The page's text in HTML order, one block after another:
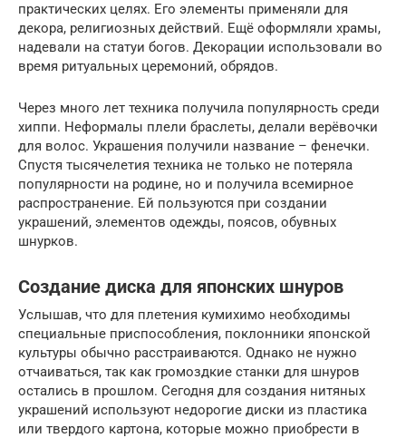
практических целях. Его элементы применяли для
декора, религиозных действий. Ещё оформляли храмы,
надевали на статуи богов. Декорации использовали во
время ритуальных церемоний, обрядов.
Через много лет техника получила популярность среди
хиппи. Неформалы плели браслеты, делали верёвочки
для волос. Украшения получили название – фенечки.
Спустя тысячелетия техника не только не потеряла
популярности на родине, но и получила всемирное
распространение. Ей пользуются при создании
украшений, элементов одежды, поясов, обувных
шнурков.
Создание диска для японских шнуров
Услышав, что для плетения кумихимо необходимы
специальные приспособления, поклонники японской
культуры обычно расстраиваются. Однако не нужно
отчаиваться, так как громоздкие станки для шнуров
остались в прошлом. Сегодня для создания нитяных
украшений используют недорогие диски из пластика
или твердого картона, которые можно приобрести в